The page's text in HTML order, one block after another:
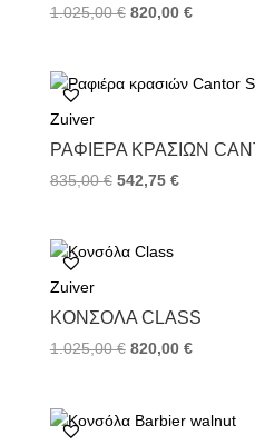
1.025,00€ 820,00 €
Zuiver
ΡΑΦΙΈΡΑ ΚΡΑΣΙΏΝ
835,00€ 542,75 €
Zuiver
ΚΟΝΣΌΛΑ CLASS
1.025,00€ 820,00 €